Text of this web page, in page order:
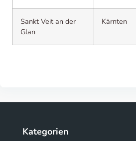
Sankt Veit an der
Glan
Kärnten
Kategorien